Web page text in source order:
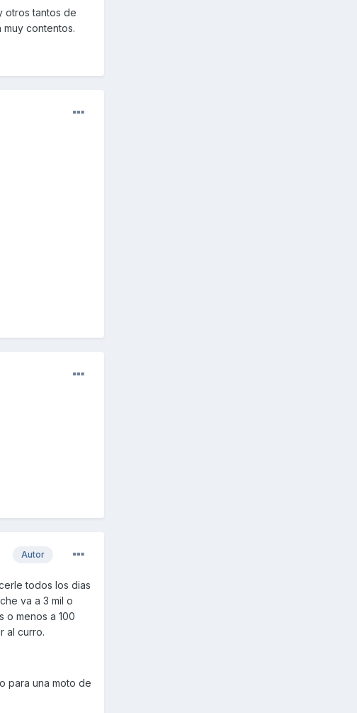
otros tantos de
contentos.
Autor
todos los dias
va a 3 mil o
o menos a 100
al curro.
para una moto de